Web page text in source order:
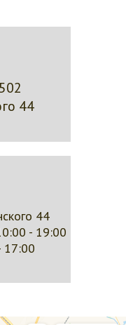
44
44
- 19:00
17:00